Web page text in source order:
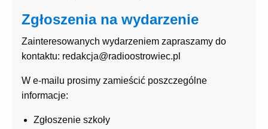
Zgłoszenia na wydarzenie
Zainteresowanych wydarzeniem zapraszamy do
kontaktu: redakcja@radioostrowiec.pl
W e-mailu prosimy zamieścić poszczególne
informacje:
Zgłoszenie szkoły